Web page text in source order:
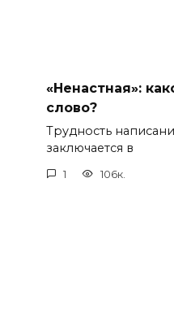
«Ненастная»:
слово?
Трудность
заключается в
1 106к.